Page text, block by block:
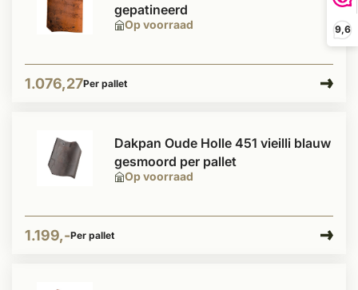
9,6
Op voorraad
gepatineerd
1.076,27Per pallet
Op voorraad
Dakpan Oude Holle 451 vieilli blauw
gesmoord per pallet
1.199,-Per pallet